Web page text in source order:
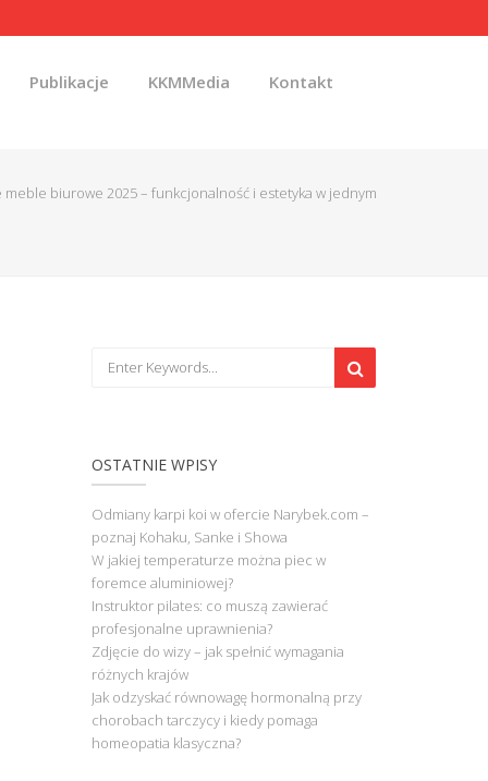
Publikacje KKMMedia Kontakt
biurowe 2025 – funkcjonalność i estetyka w jednym
OSTATNIE WPISY
Odmiany karpi koi w ofercie Narybek.com –
poznaj Kohaku, Sanke i Showa
W jakiej temperaturze można piec w
foremce aluminiowej?
Instruktor pilates: co muszą zawierać
profesjonalne uprawnienia?
Zdjęcie do wizy – jak spełnić wymagania
różnych krajów
Jak odzyskać równowagę hormonalną przy
chorobach tarczycy i kiedy pomaga
homeopatia klasyczna?